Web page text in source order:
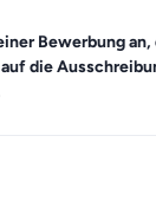
Bewerbung an,
die